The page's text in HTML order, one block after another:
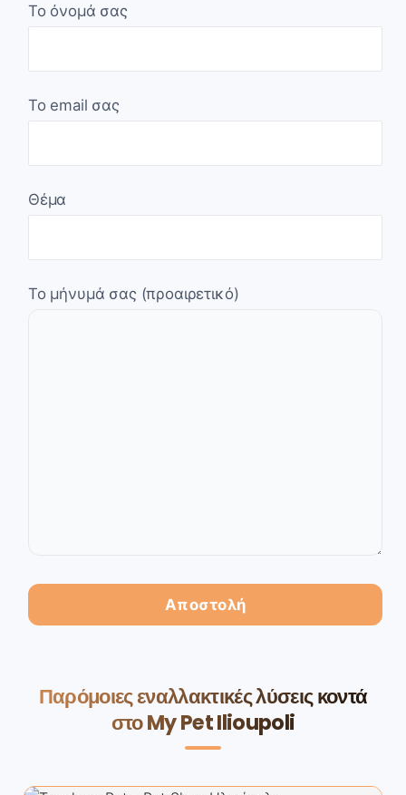
Το όνομά σας
Το email σας
Θέμα
Το μήνυμά σας (προαιρετικό)
Παρόμοιες εναλλακτικές λύσεις κοντά
στο My Pet Ilioupoli